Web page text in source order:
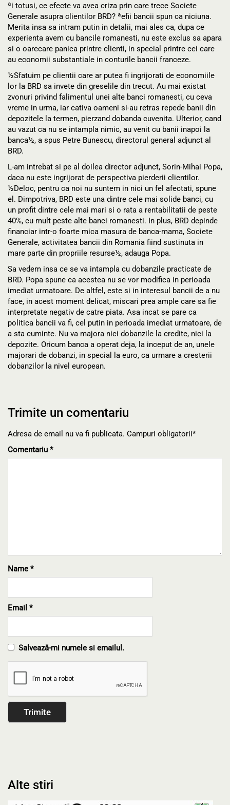
ªi totusi, ce efecte va avea criza prin care trece Societe
Generale asupra clientilor BRD? ªefii bancii spun ca niciuna.
Merita insa sa intram putin in detalii, mai ales ca, dupa ce
experienta avem cu bancile romanesti, nu este exclus sa apara
si o oarecare panica printre clienti, in special printre cei care
au economii substantiale in conturile bancii franceze.
½Sfatuim pe clientii care ar putea fi ingrijorati de economiile
lor la BRD sa invete din greselile din trecut. Au mai existat
zvonuri privind falimentul unei alte banci romanesti, cu ceva
vreme in urma, iar cativa oameni si-au retras repede banii din
depozitele la termen, pierzand dobanda cuvenita. Ulterior, cand
au vazut ca nu se intampla nimic, au venit cu banii inapoi la
banca½, a spus Petre Bunescu, directorul general adjunct al
BRD.
L-am intrebat si pe al doilea director adjunct, Sorin-Mihai Popa,
daca nu este ingrijorat de perspectiva pierderii clientilor.
½Deloc, pentru ca noi nu suntem in nici un fel afectati, spune
el. Dimpotriva, BRD este una dintre cele mai solide banci, cu
un profit dintre cele mai mari si o rata a rentabilitatii de peste
40%, cu mult peste alte banci romanesti. In plus, BRD depinde
financiar intr-o foarte mica masura de banca-mama, Societe
Generale, activitatea bancii din Romania fiind sustinuta in
mare parte din propriile resurse½, adauga Popa.
Sa vedem insa ce se va intampla cu dobanzile practicate de
BRD. Popa spune ca acestea nu se vor modifica in perioada
imediat urmatoare. De altfel, este si in interesul bancii de a nu
face, in acest moment delicat, miscari prea ample care sa fie
interpretate negativ de catre piata. Asa incat se pare ca
politica bancii va fi, cel putin in perioada imediat urmatoare, de
a sta cuminte. Nu va majora nici dobanzile la credite, nici la
depozite. Oricum banca a operat deja, la inceput de an, unele
majorari de dobanzi, in special la euro, ca urmare a cresterii
dobanzilor la nivel european.
Trimite un comentariu
Adresa de email nu va fi publicata. Campuri obligatorii*
Comentariu *
Name *
Email *
Salvează-mi numele si emailul.
Alte stiri